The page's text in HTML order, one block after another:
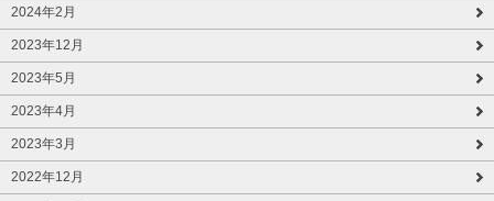
2024年2月
2023年12月
2023年5月
2023年4月
2023年3月
2022年12月